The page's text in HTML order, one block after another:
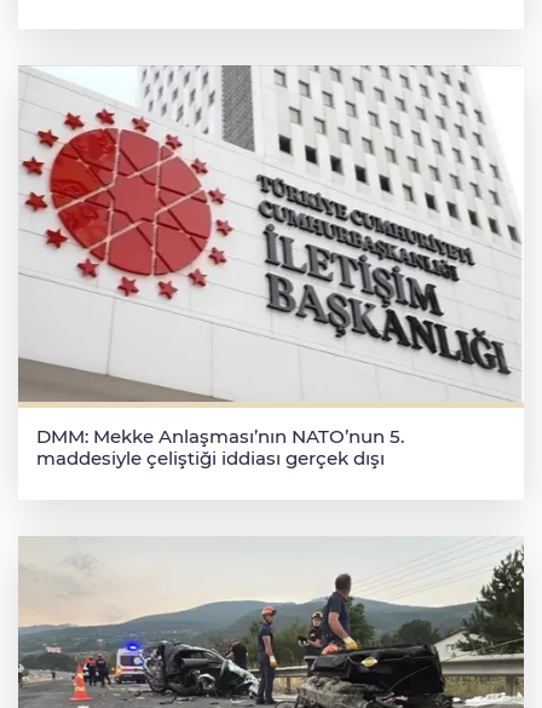
DMM: Mekke Anlaşması’nın NATO’nun 5.
maddesiyle çeliştiği iddiası gerçek dışı